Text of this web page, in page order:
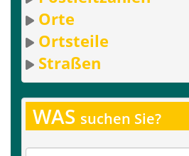
Orte
Ortsteile
Straßen
WAS suchen Sie?